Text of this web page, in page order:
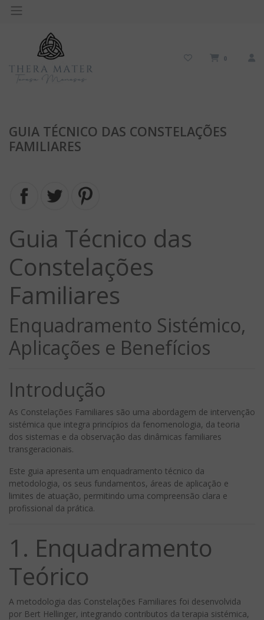
0
GUIA TÉCNICO DAS CONSTELAÇÕES
FAMILIARES
Guia Técnico das
Constelações
Familiares
Enquadramento Sistémico,
Aplicações e Benefícios
Introdução
As Constelações Familiares são uma abordagem de intervenção
sistémica que integra princípios da fenomenologia, da teoria
dos sistemas e da observação das dinâmicas familiares
transgeracionais.
Este guia apresenta um enquadramento técnico da
metodologia, os seus fundamentos, áreas de aplicação e
limites de atuação, permitindo uma compreensão clara e
profissional da prática.
1. Enquadramento
Teórico
A metodologia das Constelações Familiares foi desenvolvida
por Bert Hellinger, integrando contributos da terapia sistémica,